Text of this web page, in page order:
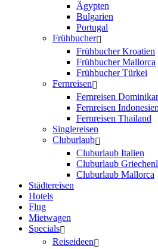
Ägypten
Bulgarien
Portugal
Frühbucher
Frühbucher Kroatien
Frühbucher Mallorca
Frühbucher Türkei
Fernreisen
Fernreisen
Fernreisen Indonesien
Fernreisen Thailand
Singlereisen
Cluburlaub
Cluburlaub Italien
Cluburlaub
Cluburlaub Mallorca
Städtereisen
Hotels
Flug
Mietwagen
Specials
Reiseideen